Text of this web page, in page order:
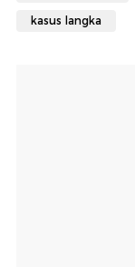
kasus langka